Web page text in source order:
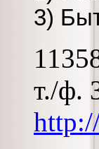
3)
т./ф.